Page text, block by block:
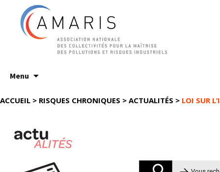
Menu
au
ACCUEIL > RISQUES CHRONIQUES > ACTUALITÉS > LOI SUR
Rechercher